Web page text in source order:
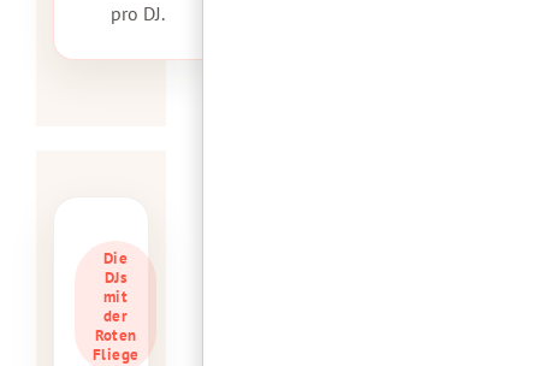
pro DJ.
Die
DJs
mit
der
Roten
Fliege